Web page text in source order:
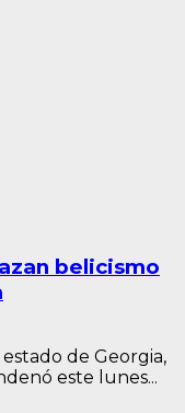
belicismo
de Georgia,
este lunes...